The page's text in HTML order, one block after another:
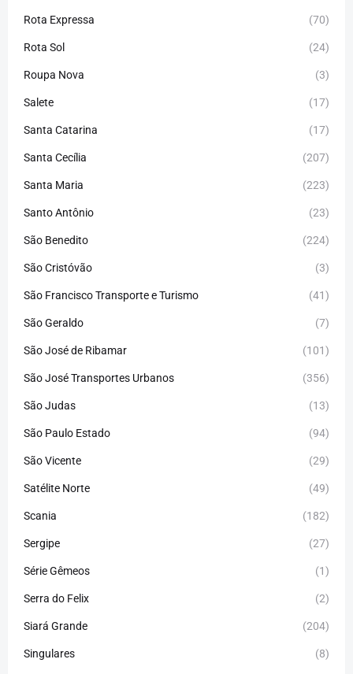
Rota Expressa (70)
Rota Sol (24)
Roupa Nova (3)
Salete (17)
Santa Catarina (17)
Santa Cecília (207)
Santa Maria (223)
Santo Antônio (23)
São Benedito (224)
São Cristóvão (3)
São Francisco Transporte e Turismo (41)
São Geraldo (7)
São José de Ribamar (101)
São José Transportes Urbanos (356)
São Judas (13)
São Paulo Estado (94)
São Vicente (29)
Satélite Norte (49)
Scania (182)
Sergipe (27)
Série Gêmeos (1)
Serra do Felix (2)
Siará Grande (204)
Singulares (8)